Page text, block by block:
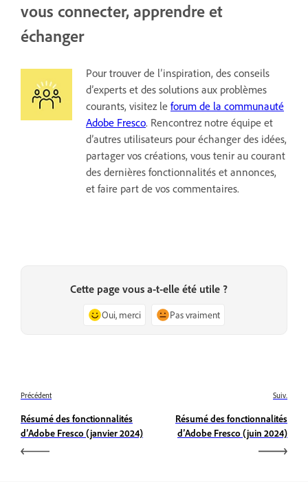
vous connecter, apprendre et
échanger
Pour trouver de l’inspiration, des conseils
d’experts et des solutions aux problèmes
courants, visitez le forum de la communauté
Adobe Fresco. Rencontrez notre équipe et
d’autres utilisateurs pour échanger des idées,
partager vos créations, vous tenir au courant
des dernières fonctionnalités et annonces,
et faire part de vos commentaires.
Cette page vous a-t-elle été utile ?
Oui, merci Pas vraiment
Précédent
Résumé des fonctionnalités
d’Adobe Fresco (janvier 2024)
Suiv.
Résumé des fonctionnalités
d’Adobe Fresco (juin 2024)